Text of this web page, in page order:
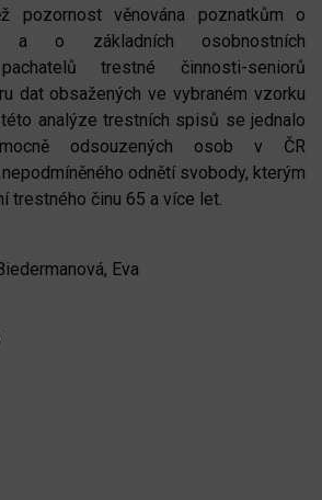
pozornost věnována poznatkům o
a o základních osobnostních
trestné činnosti-seniorů
dat obsažených ve vybraném vzorku
analýze trestních spisů se jednalo
odsouzených osob v ČR
odnětí svobody, kterým
trestného činu 65 a více let.
Eva